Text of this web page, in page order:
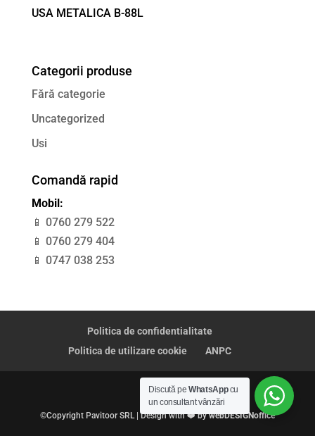
USA METALICA B-88L
Categorii produse
Fără categorie
Uncategorized
Usi
Comandă rapid
Mobil:
📱 0760 279 522
📱 0760 279 404
📱 0747 038 253
Politica de confidentialitate
Politica de utilizare cookie
ANPC
©Copyright Pavitoor SRL | Design with ❤️ bywebDESIGNoffice
Discută peWhatsAppcu
un consultant vânzări